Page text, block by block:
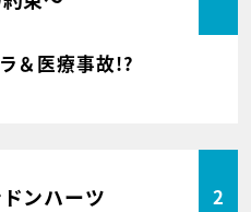
＆医療事故!?
ンハーツ 2